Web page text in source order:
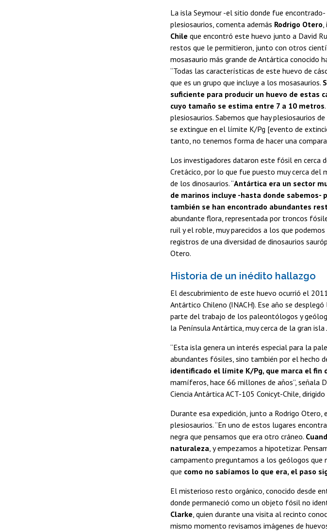
La isla Seymour -el sitio donde fue
plesiosaurios, comenta además Rodrigo Otero,
Chile que encontró este huevo junto a David
restos que le permitieron, junto con otros
mosasaurio más grande de Antártica conocido
“Todas las características de este huevo de
que es un grupo que incluye a los mosasaurios.
suficiente para producir un huevo de estas
cuyo tamaño se estima entre 7 a 10 metros
plesiosaurios. Sabemos que hay plesiosaurios
se extingue en el límite K/Pg [evento de
tanto, no tenemos forma de hacer una
Los investigadores dataron este fósil en cerca
Cretácico, por lo que fue puesto muy cerca
de los dinosaurios. “Antártica era un sector
de marinos incluye -hasta donde sabemos-
también se han encontrado abundantes
abundante flora, representada por troncos
ruil y el roble, muy parecidos a los que
registros de una diversidad de dinosaurios
Otero.
Historia de un inédito hallazgo
El descubrimiento de este huevo ocurrió el
Antártico Chileno (INACH). Ese año se
parte del trabajo de los paleontólogos y
la Península Antártica, muy cerca de la gran isla
“Esta isla genera un interés especial para la
abundantes fósiles, sino también por el hecho
identificado el límite K/Pg, que marca el fin
mamíferos, hace 66 millones de años”, señala
Ciencia Antártica ACT-105 Conicyt-Chile,
Durante esa expedición, junto a Rodrigo
plesiosaurios. “En uno de estos lugares
negra que pensamos que era otro cráneo.
naturaleza, y empezamos a hipotetizar.
campamento preguntamos a los geólogos que
que como no sabíamos lo que era, el paso
El misterioso resto orgánico, conocido desde
donde permaneció como un objeto fósil no
Clarke, quien durante una visita al recinto
mismo momento revisamos imágenes de